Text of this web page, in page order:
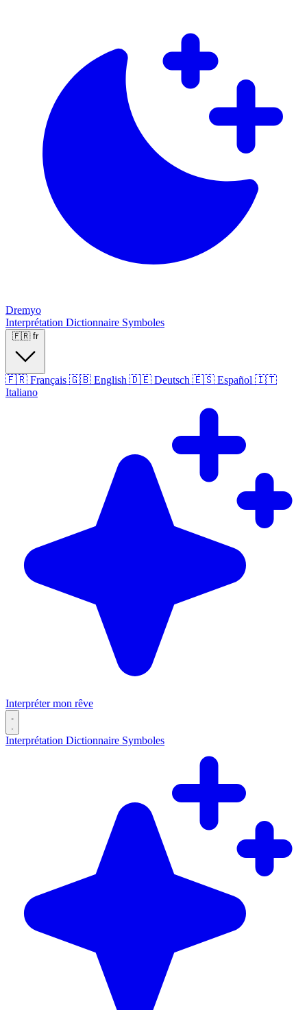
Dremyo
Interprétation Dictionnaire Symboles
🇫🇷 fr
🇫🇷 Français 🇬🇧 English 🇩🇪 Deutsch 🇪🇸 Español 🇮🇹
Italiano
Interpréter mon rêve
Interprétation Dictionnaire Symboles